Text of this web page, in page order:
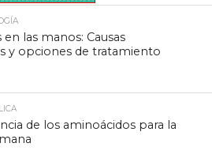
en las manos: Causas
y opciones de tratamiento
de los aminoácidos para la